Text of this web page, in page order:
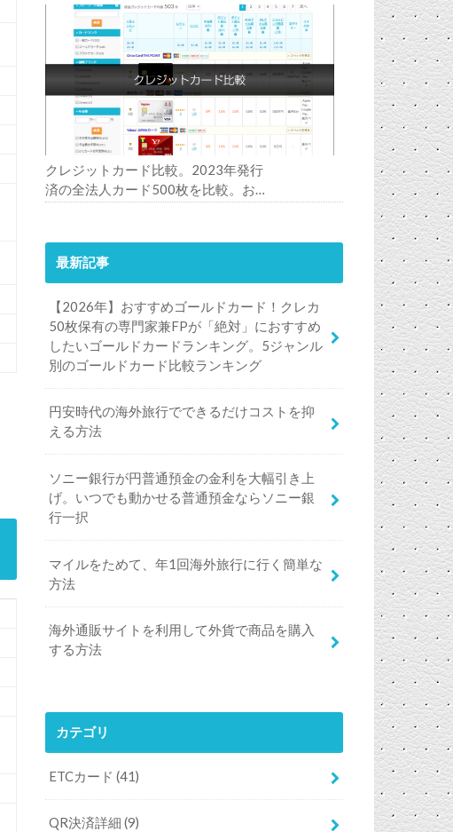
クレジットカード比較。2023年発行
済の全法人カード500枚を比較。お
最新記事
【2026年】おすすめゴールドカード！クレカ
50枚保有の専門家兼FPが「絶対」におすすめ
したいゴールドカードランキング。5ジャンル
別のゴールドカード比較ランキング
円安時代の海外旅行でできるだけコストを抑
える方法
ソニー銀行が円普通預金の金利を大幅引き上
げ。いつでも動かせる普通預金ならソニー銀
行一択
マイルをためて、年1回海外旅行に行く簡単な
方法
海外通販サイトを利用して外貨で商品を購入
する方法
カテゴリ
ETCカード(41)
QR決済詳細(9)